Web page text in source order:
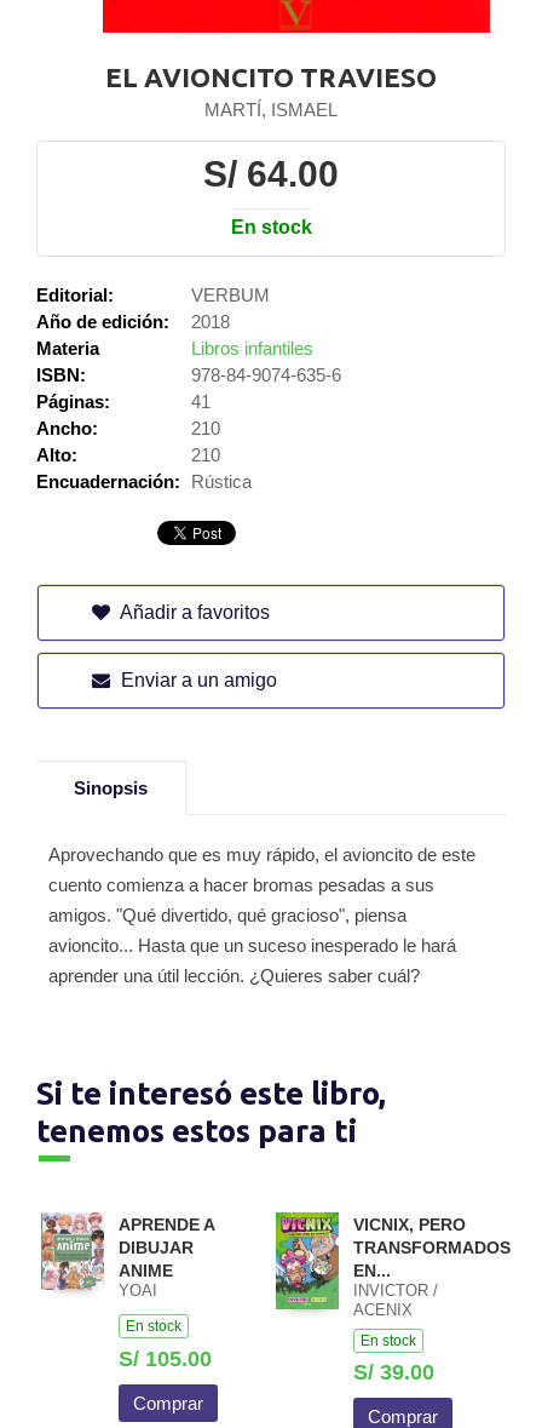
EL AVIONCITO TRAVIESO
MARTÍ, ISMAEL
S/ 64.00
En stock
Editorial:
VERBUM
Año de edición:
2018
Materia
Libros infantiles
ISBN:
978-84-9074-635-6
Páginas:
41
Ancho:
210
Alto:
210
Encuadernación:
Rústica
Añadir a favoritos
Enviar a un amigo
Sinopsis
Aprovechando que es muy rápido, el avioncito de este
cuento comienza a hacer bromas pesadas a sus
amigos. "Qué divertido, qué gracioso", piensa
avioncito... Hasta que un suceso inesperado le hará
aprender una útil lección. ¿Quieres saber cuál?
Si te interesó este libro,
tenemos estos para ti
APRENDE A
DIBUJAR
ANIME
YOAI
En stock
S/ 105.00
Comprar
VICNIX, PERO
TRANSFORMADOS
EN...
INVICTOR /
ACENIX
En stock
S/ 39.00
Comprar